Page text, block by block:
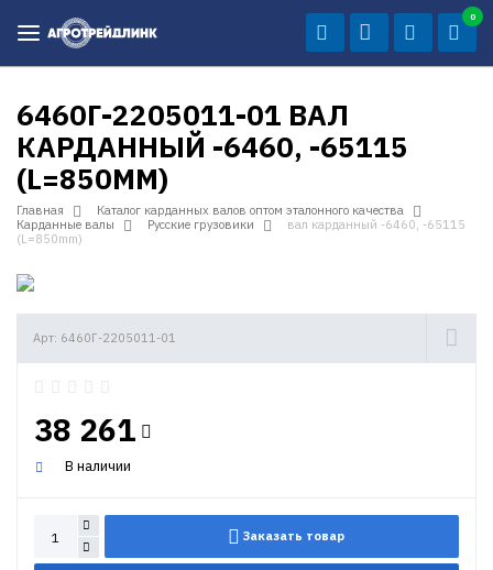
0
6460Г-2205011-01 ВАЛ
КАРДАННЫЙ -6460, -65115
(L=850MM)
Главная
Каталог карданных валов оптом эталонного качества
Карданные валы
Русские грузовики
вал карданный -6460, -65115
(L=850mm)
Арт: 6460Г-2205011-01
38 261
В наличии
Заказать товар